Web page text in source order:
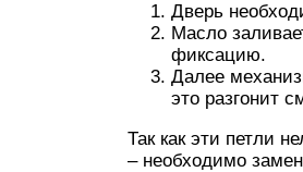
Дверь
Масло
фиксацию.
Далее
это разгонит
Так как эти петли
– необходимо